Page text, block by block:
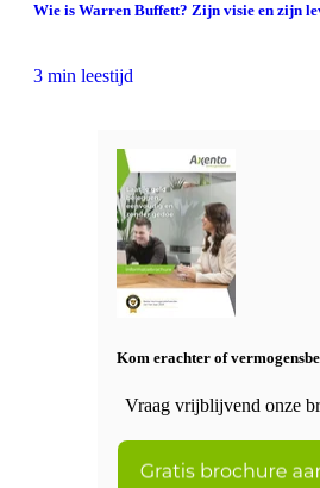
Wie is Warren Buffett? Zijn visie en zijn
3 min leestijd
Kom erachter of
Vraag vrijblijvend onze